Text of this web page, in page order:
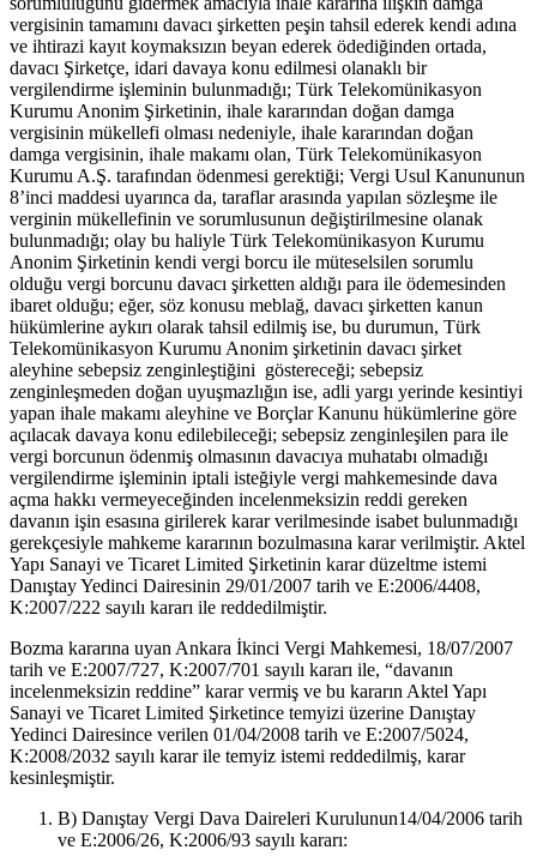
vergisinin tamamını davacı şirketten peşin tahsil ederek kendi adına
ve ihtirazi kayıt koymaksızın beyan ederek ödediğinden ortada,
davacı Şirketçe, idari davaya konu edilmesi olanaklı bir
vergilendirme işleminin bulunmadığı; Türk Telekomünikasyon
Kurumu Anonim Şirketinin, ihale kararından doğan damga
vergisinin mükellefi olması nedeniyle, ihale kararından doğan
damga vergisinin, ihale makamı olan, Türk Telekomünikasyon
Kurumu A.Ş. tarafından ödenmesi gerektiği; Vergi Usul Kanununun
8’inci maddesi uyarınca da, taraflar arasında yapılan sözleşme ile
verginin mükellefinin ve sorumlusunun değiştirilmesine olanak
bulunmadığı; olay bu haliyle Türk Telekomünikasyon Kurumu
Anonim Şirketinin kendi vergi borcu ile müteselsilen sorumlu
olduğu vergi borcunu davacı şirketten aldığı para ile ödemesinden
ibaret olduğu; eğer, söz konusu meblağ, davacı şirketten kanun
hükümlerine aykırı olarak tahsil edilmiş ise, bu durumun, Türk
Telekomünikasyon Kurumu Anonim şirketinin davacı şirket
aleyhine sebepsiz zenginleştiğini göstereceği; sebepsiz
zenginleşmeden doğan uyuşmazlığın ise, adli yargı yerinde kesintiyi
yapan ihale makamı aleyhine ve Borçlar Kanunu hükümlerine göre
açılacak davaya konu edilebileceği; sebepsiz zenginleşilen para ile
vergi borcunun ödenmiş olmasının davacıya muhatabı olmadığı
vergilendirme işleminin iptali isteğiyle vergi mahkemesinde dava
açma hakkı vermeyeceğinden incelenmeksizin reddi gereken
davanın işin esasına girilerek karar verilmesinde isabet bulunmadığı
gerekçesiyle mahkeme kararının bozulmasına karar verilmiştir. Aktel
Yapı Sanayi ve Ticaret Limited Şirketinin karar düzeltme istemi
Danıştay Yedinci Dairesinin 29/01/2007 tarih ve E:2006/4408,
K:2007/222 sayılı kararı ile reddedilmiştir.
Bozma kararına uyan Ankara İkinci Vergi Mahkemesi, 18/07/2007
tarih ve E:2007/727, K:2007/701 sayılı kararı ile, “davanın
incelenmeksizin reddine” karar vermiş ve bu kararın Aktel Yapı
Sanayi ve Ticaret Limited Şirketince temyizi üzerine Danıştay
Yedinci Dairesince verilen 01/04/2008 tarih ve E:2007/5024,
K:2008/2032 sayılı karar ile temyiz istemi reddedilmiş, karar
kesinleşmiştir.
B) Danıştay Vergi Dava Daireleri Kurulunun14/04/2006 tarih
ve E:2006/26, K:2006/93 sayılı kararı: